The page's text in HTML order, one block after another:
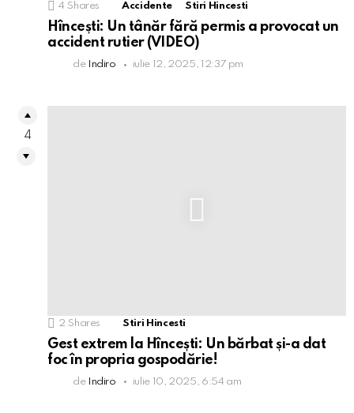
4 Shares Accidente Stiri Hincesti
Hîncești: Un tânăr fără permis a provocat un
accident rutier (VIDEO)
de Indiro iulie 12, 2025, 12:37 pm
2 Shares Stiri Hincesti
Gest extrem la Hîncești: Un bărbat și-a dat
foc în propria gospodărie!
de Indiro iulie 10, 2025, 6:54 am
4